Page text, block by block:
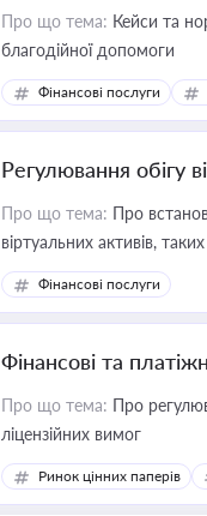
Про що тема: Кейси та
благодійної допомоги
Фінансові послуги
Регулювання обігу
Про що тема: Про
віртуальних активів,
Фінансові послуги
Фінансові та
Про що тема: Про регулювання
ліцензійних вимог
Ринок цінних паперів